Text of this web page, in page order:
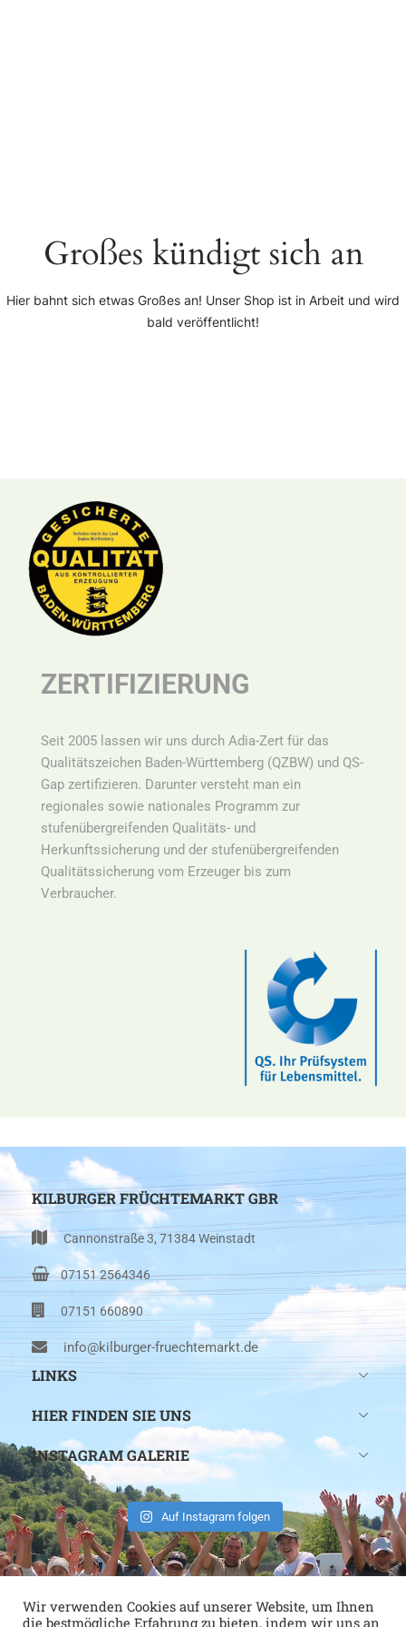
Großes kündigt sich an
Hier bahnt sich etwas Großes an! Unser Shop ist in Arbeit und wird
bald veröffentlicht!
ZERTIFIZIERUNG
Seit 2005 lassen wir uns durch Adia-Zert für das
Qualitätszeichen Baden-Württemberg (QZBW) und QS-
Gap zertifizieren. Darunter versteht man ein
regionales sowie nationales Programm zur
stufenübergreifenden Qualitäts- und
Herkunftssicherung und der stufenübergreifenden
Qualitätssicherung vom Erzeuger bis zum
Verbraucher.
KILBURGER FRÜCHTEMARKT GBR
Cannonstraße 3, 71384 Weinstadt
07151 2564346
07151 660890
info@kilburger-fruechtemarkt.de
LINKS
HIER FINDEN SIE UNS
INSTAGRAM GALERIE
Auf Instagram folgen
Wir verwenden Cookies auf unserer Website, um Ihnen
die bestmögliche Erfahrung zu bieten, indem wir uns an